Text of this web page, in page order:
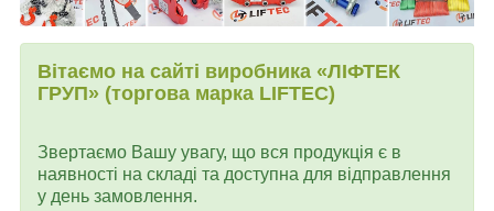
Вітаємо на сайті виробника «ЛІФТЕК
ГРУП» (торгова марка LIFTEC)
Звертаємо Вашу увагу, що вся продукція є в
наявності на складі та доступна для відправлення
у день замовлення.